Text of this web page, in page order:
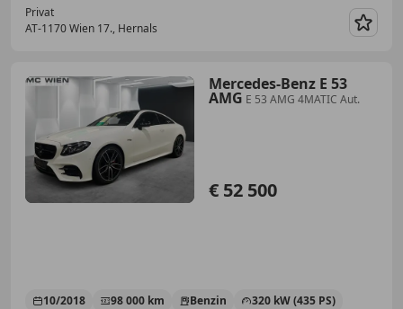
Privat
AT-1170 Wien 17., Hernals
Mercedes-Benz E 53
AMG E 53 AMG 4MATIC Aut.
€ 52 500
10/2018 98 000 km Benzin 320 kW (435 PS)